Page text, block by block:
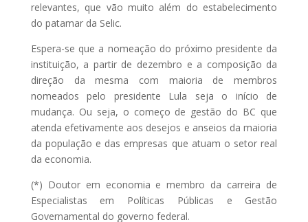
relevantes, que vão muito além do estabelecimento
do patamar da Selic.
Espera-se que a nomeação do próximo presidente da
instituição, a partir de dezembro e a composição da
direção da mesma com maioria de membros
nomeados pelo presidente Lula seja o início de
mudança. Ou seja, o começo de gestão do BC que
atenda efetivamente aos desejos e anseios da maioria
da população e das empresas que atuam o setor real
da economia.
(*) Doutor em economia e membro da carreira de
Especialistas em Políticas Públicas e Gestão
Governamental do governo federal.